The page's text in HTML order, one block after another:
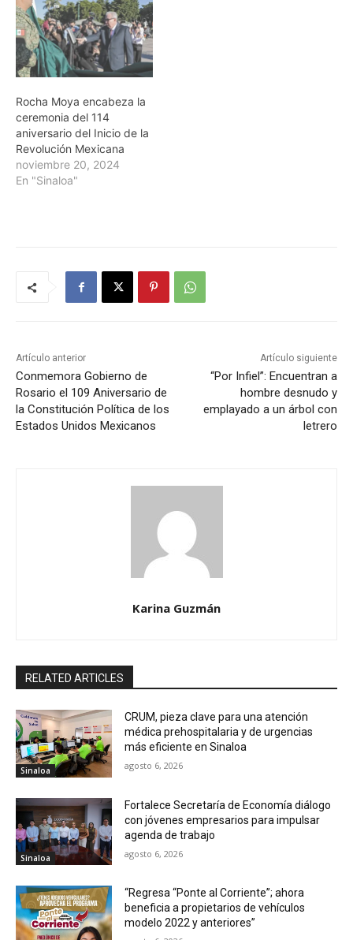
Rocha Moya encabeza la
ceremonia del 114
aniversario del Inicio de la
Revolución Mexicana
noviembre 20, 2024
En "Sinaloa"
Artículo anterior
Conmemora Gobierno de
Rosario el 109 Aniversario de
la Constitución Política de los
Estados Unidos Mexicanos
Artículo siguiente
“Por Infiel”: Encuentran a
hombre desnudo y
emplayado a un árbol con
letrero
Karina Guzmán
RELATED ARTICLES
Sinaloa
CRUM, pieza clave para una atención
médica prehospitalaria y de urgencias
más eficiente en Sinaloa
agosto 6, 2026
Sinaloa
Fortalece Secretaría de Economía diálogo
con jóvenes empresarios para impulsar
agenda de trabajo
agosto 6, 2026
“Regresa “Ponte al Corriente”; ahora
beneficia a propietarios de vehículos
modelo 2022 y anteriores”